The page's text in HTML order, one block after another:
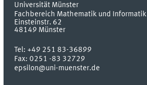
Universität Münster
Fachbereich Mathematik und Informatik
Einsteinstr. 62
48149 Münster
Tel:+49 251 83-36899
Fax:0251 -83 32729
epsilon@uni-muenster.de